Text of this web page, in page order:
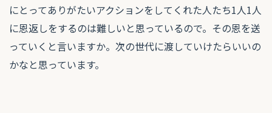
にとってありがたいアクションをしてくれた人たち1人1人
に恩返しをするのは難しいと思っているので。その恩を送
っていくと言いますか。次の世代に渡していけたらいいの
かなと思っています。